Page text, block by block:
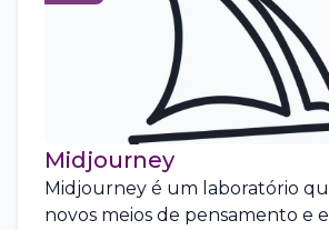
Midjourney
Midjourney é um laboratório
novos meios de pensamento e